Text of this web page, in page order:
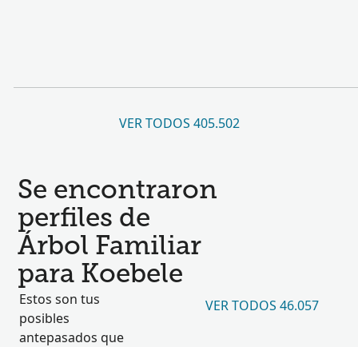
VER TODOS 405.502
Se encontraron
perfiles de
Árbol Familiar
para Koebele
Estos son tus
posibles
antepasados que
VER TODOS 46.057